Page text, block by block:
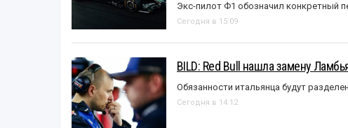
Экс-пилот Ф1 обозначил конкретный
Сегодня в 15:09
BILD: Red Bull нашла замену
Обязанности итальянца будут
Сегодня в 14:12